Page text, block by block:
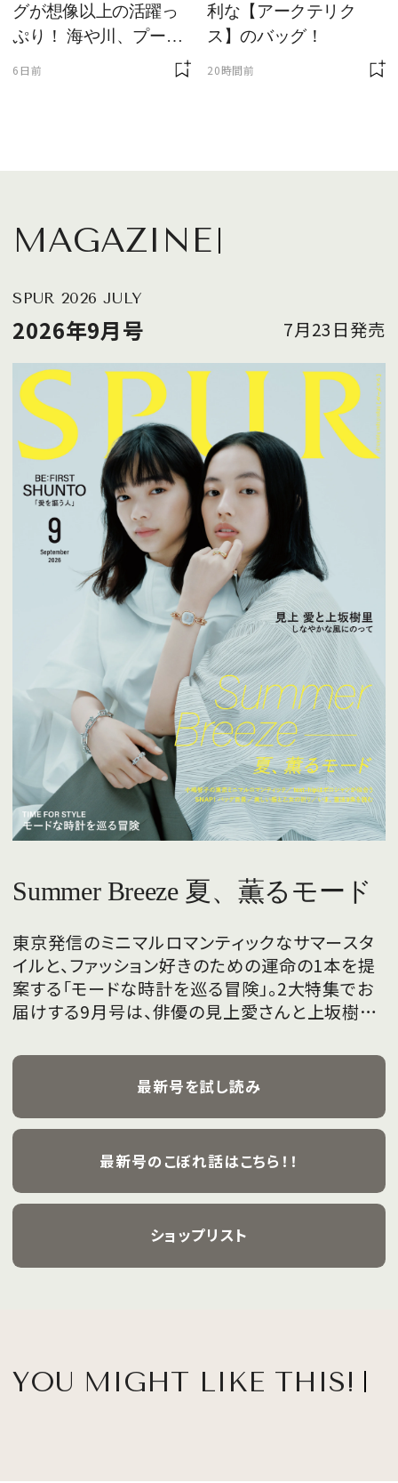
グが想像以上の活躍っ
ぷり！ 海や川、プール
6日前
利な【アークテリク
ス】のバッグ！
20時間前
MAGAZINE
SPUR 2026 JULY
2026年9月号 7月23日発売
Summer Breeze 夏、薫るモード
東京発信のミニマルロマンティックなサマースタ
イルと、ファッション好きのための運命の1本を提
案する「モードな時計を巡る冒険」。2大特集でお
届けする9月号は、俳優の見上愛さんと上坂樹里
飾ります。
最新号を試し読み
最新号のこぼれ話はこちら！！
ショップリスト
YOU MIGHT LIKE THIS!